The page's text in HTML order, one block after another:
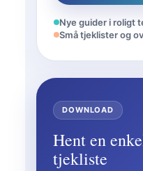
Nye guider i roligt
Små tjeklister og
DOWNLOAD
Hent en
tjekliste